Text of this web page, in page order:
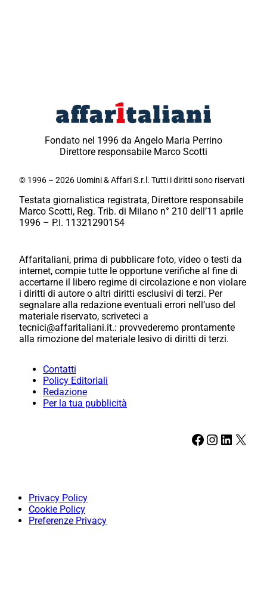
Fondato nel 1996 da Angelo Maria Perrino
Direttore responsabile Marco Scotti
© 1996 – 2026 Uomini & Affari S.r.l. Tutti i diritti sono riservati
Testata giornalistica registrata, Direttore responsabile
Marco Scotti, Reg. Trib. di Milano n° 210 dell’11 aprile
1996 – P.I. 11321290154
Affaritaliani, prima di pubblicare foto, video o testi da
internet, compie tutte le opportune verifiche al fine di
accertarne il libero regime di circolazione e non violare
i diritti di autore o altri diritti esclusivi di terzi. Per
segnalare alla redazione eventuali errori nell’uso del
materiale riservato, scriveteci a
tecnici@affaritaliani.it.: provvederemo prontamente
alla rimozione del materiale lesivo di diritti di terzi.
Contatti
Policy Editoriali
Redazione
Per la tua pubblicità
Facebook Instagram LinkedIn X
Privacy Policy
Cookie Policy
Preferenze Privacy